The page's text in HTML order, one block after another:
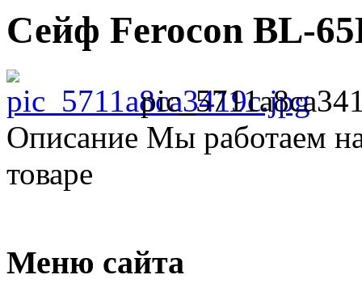
Сейф Ferocon BL-
Описание Мы работаем
товаре
Меню сайта